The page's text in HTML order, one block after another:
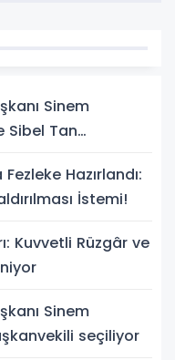
Sinem
Sibel Tan
Hazırlandı:
İstemi!
Kuvvetli Rüzgâr ve
Sinem
seçiliyor